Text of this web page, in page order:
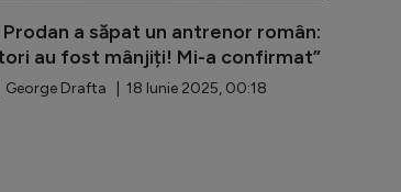
a săpat un antrenor român:
au fost mânjiți! Mi-a confirmat”
George Drafta | 18 Iunie 2025, 00:18